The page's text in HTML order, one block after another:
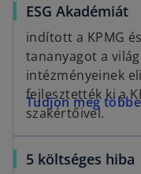
a
b
n
e
w
t
a
b
ESG Akadémiáto
p
e
n
s
i
a
n
indított a KPMG
tananyagot a
intézményeinek
fejlesztették ki a
szakértőivel.
Tudjon meg
o
p
e
n
5 költséges hiba